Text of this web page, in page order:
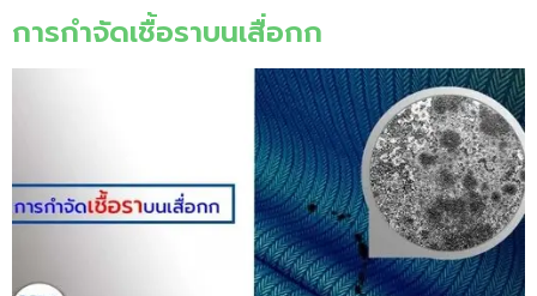
การกำจัดเชื้อราบนเสื่อกก